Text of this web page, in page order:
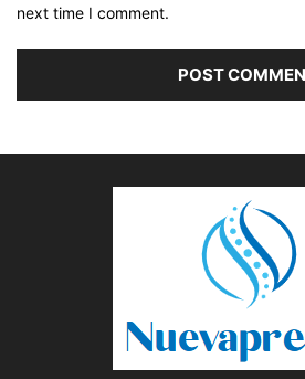
next time I comment.